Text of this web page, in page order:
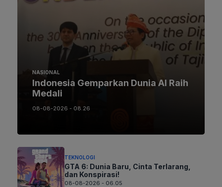
NASIONAL
Indonesia Gemparkan Dunia AI Raih
Medali
08-08-2026 - 08.26
TEKNOLOGI
GTA 6: Dunia Baru, Cinta Terlarang,
dan Konspirasi!
08-08-2026 - 06.05